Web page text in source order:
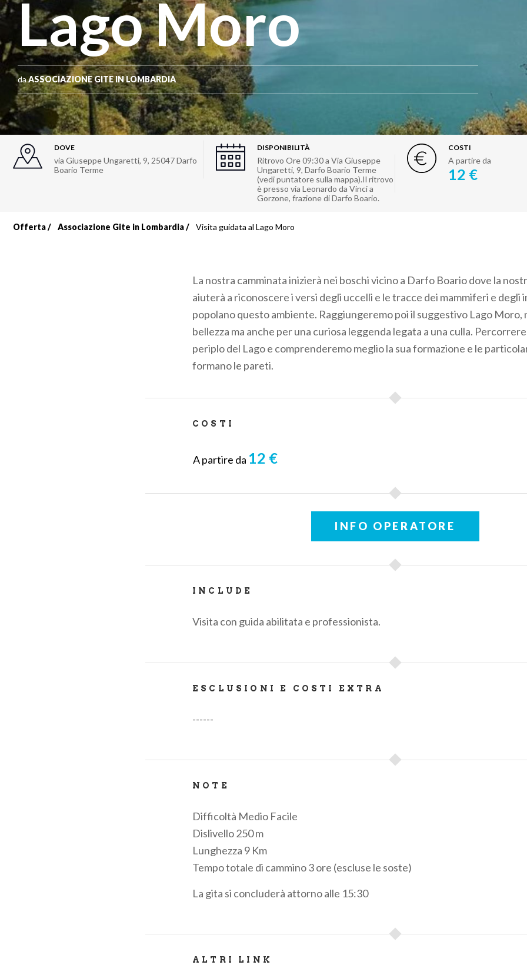
Lago Moro
daASSOCIAZIONE GITE IN LOMBARDIA
DOVE
via Giuseppe Ungaretti, 9, 25047Darfo
Boario Terme
DISPONIBILITÀ
Ritrovo Ore 09:30 a Via Giuseppe
Ungaretti, 9, Darfo Boario Terme
(vedi puntatore sulla mappa).Il ritrovo
è presso via Leonardo da Vinci a
Gorzone, frazione di Darfo Boario.
COSTI
A partire da
12 €
Offerta Associazione Gite in Lombardia Visita guidata al Lago Moro
La nostra camminata inizierà nei boschi vicino a Darfo Boario dove la
aiuterà a riconoscere i versi degli uccelli e le tracce dei mammiferi e degli
popolano questo ambiente. Raggiungeremo poi il suggestivo Lago Moro,
bellezza ma anche per una curiosa leggenda legata a una culla.
periplo del Lago e comprenderemo meglio la sua formazione e le
formano le pareti.
COSTI
A partire da 12 €
INFO OPERATORE
INCLUDE
Visita con guida abilitata e professionista.
ESCLUSIONI E COSTI EXTRA
------
NOTE
Difficoltà Medio Facile
Dislivello250 m
Lunghezza 9 Km
Tempo totale di cammino3 ore (escluse le soste)
La gita si concluderà attorno alle 15:30
ALTRI LINK